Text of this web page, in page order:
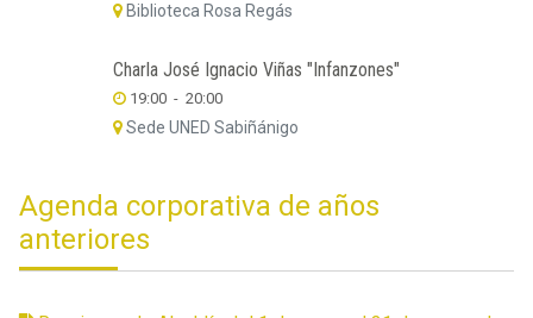
Biblioteca Rosa Regás
Charla José Ignacio Viñas "Infanzones"
19:00 -20:00
Sede UNED Sabiñánigo
Agenda corporativa de años
anteriores